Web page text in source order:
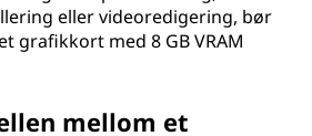
eller videoredigering, bør
grafikkort med 8 GB VRAM
mellom et